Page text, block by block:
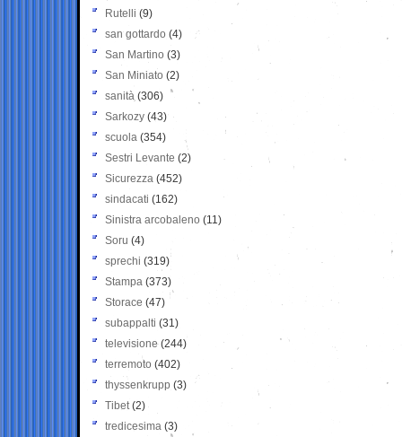
Rutelli (9)
san gottardo (4)
San Martino (3)
San Miniato (2)
sanità (306)
Sarkozy (43)
scuola (354)
Sestri Levante (2)
Sicurezza (452)
sindacati (162)
Sinistra arcobaleno (11)
Soru (4)
sprechi (319)
Stampa (373)
Storace (47)
subappalti (31)
televisione(244)
terremoto (402)
thyssenkrupp (3)
Tibet(2)
tredicesima (3)